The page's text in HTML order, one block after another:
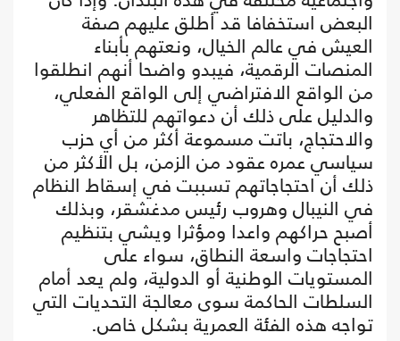
البعض استخفافا قد أطلق عليهم صفة
العيش في عالم الخيال، ونعتهم بأبناء
المنصات الرقمية، فيبدو واضحا أنهم انطلقوا
من الواقع الافتراضي إلى الواقع الفعلي،
والدليل على ذلك أن دعواتهم للتظاهر
والاحتجاج، باتت مسموعة أكثر من أي حزب
سياسي عمره عقود من الزمن، بل الأكثر من
ذلك أن احتجاجاتهم تسببت في إسقاط النظام
في النيبال وهروب رئيس مدغشقر، وبذلك
أصبح حراكهم واعدا ومؤثرا ويشي بتنظيم
احتجاجات واسعة النطاق، سواء على
المستويات الوطنية أو الدولية، ولم يعد أمام
السلطات الحاكمة سوى معالجة التحديات التي
تواجه هذه الفئة العمرية بشكل خاص.